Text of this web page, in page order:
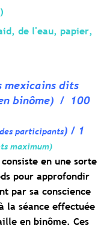
de l'eau, papier,
mexicains dits
binôme) / 100
participants) / 1
maximum)
en une sorte
pour approfondir
par sa conscience
la séance effectuée
en binôme. Ces